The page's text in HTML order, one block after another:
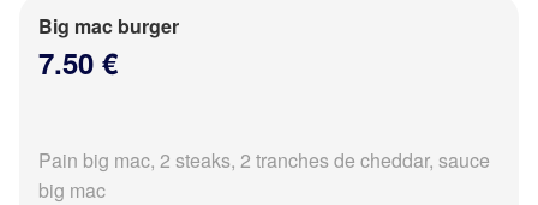
Big mac burger
7.50 €
Pain big mac, 2 steaks, 2 tranches de cheddar, sauce
big mac